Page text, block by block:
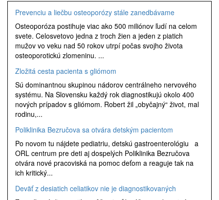
Prevenciu a liečbu osteoporózy stále zanedbávame
Osteoporóza postihuje viac ako 500 miliónov ľudí na celom
svete. Celosvetovo jedna z troch žien a jeden z piatich
mužov vo veku nad 50 rokov utrpí počas svojho života
osteoporotickú zlomeninu. ...
Zložitá cesta pacienta s gliómom
Sú dominantnou skupinou nádorov centrálneho nervového
systému. Na Slovensku každý rok diagnostikujú okolo 400
nových prípadov s gliómom. Robert žil „obyčajný“ život, mal
rodinu,...
Poliklinika Bezručova sa otvára detským pacientom
Po novom tu nájdete pediatriu, detskú gastroenterológiu a
ORL centrum pre deti aj dospelých Poliklinika Bezručova
otvára nové pracoviská na pomoc deťom a reaguje tak na
ich kritický...
Deväť z desiatich celiatikov nie je diagnostikovaných